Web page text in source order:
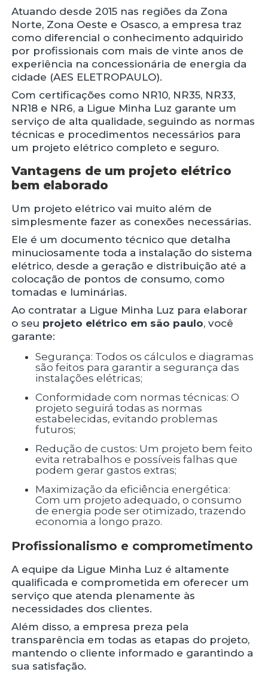
Atuando desde 2015 nas regiões da Zona
Norte, Zona Oeste e Osasco, a empresa traz
como diferencial o conhecimento adquirido
por profissionais com mais de vinte anos de
experiência na concessionária de energia da
cidade (AES ELETROPAULO).
Com certificações como NR10, NR35, NR33,
NR18 e NR6, a Ligue Minha Luz garante um
serviço de alta qualidade, seguindo as normas
técnicas e procedimentos necessários para
um projeto elétrico completo e seguro.
Vantagens de um projeto elétrico
bem elaborado
Um projeto elétrico vai muito além de
simplesmente fazer as conexões necessárias.
Ele é um documento técnico que detalha
minuciosamente toda a instalação do sistema
elétrico, desde a geração e distribuição até a
colocação de pontos de consumo, como
tomadas e luminárias.
Ao contratar a Ligue Minha Luz para elaborar
o seu projeto elétrico em são paulo, você
garante:
Segurança: Todos os cálculos e diagramas
são feitos para garantir a segurança das
instalações elétricas;
Conformidade com normas técnicas: O
projeto seguirá todas as normas
estabelecidas, evitando problemas
futuros;
Redução de custos: Um projeto bem feito
evita retrabalhos e possíveis falhas que
podem gerar gastos extras;
Maximização da eficiência energética:
Com um projeto adequado, o consumo
de energia pode ser otimizado, trazendo
economia a longo prazo.
Profissionalismo e comprometimento
A equipe da Ligue Minha Luz é altamente
qualificada e comprometida em oferecer um
serviço que atenda plenamente às
necessidades dos clientes.
Além disso, a empresa preza pela
transparência em todas as etapas do projeto,
mantendo o cliente informado e garantindo a
sua satisfação.